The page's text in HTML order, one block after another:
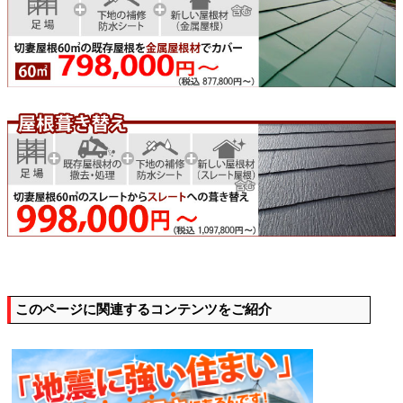
このページに関連するコンテンツをご紹介